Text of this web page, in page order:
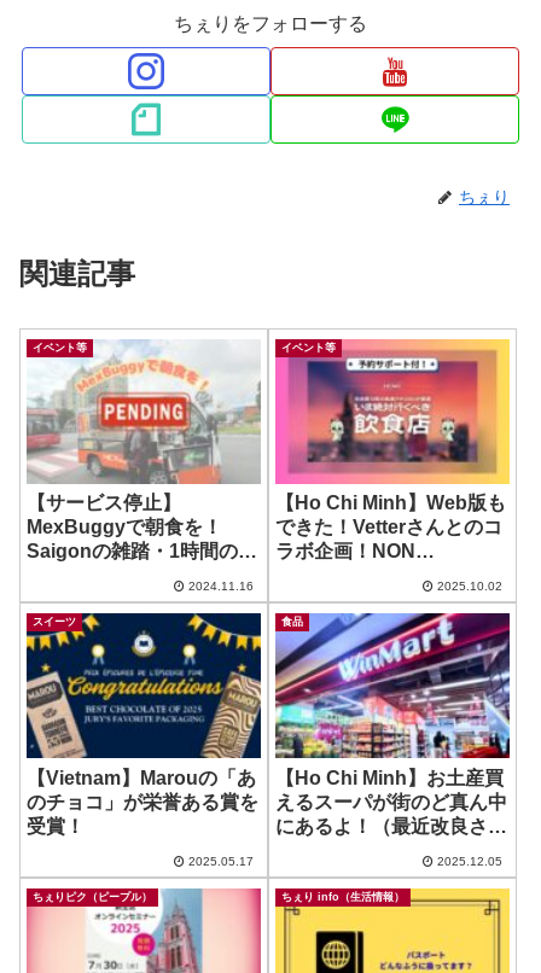
ちぇりをフォローする
ちぇり
関連記事
イベント等
【サービス停止】
MexBuggyで朝食を！
Saigonの雑踏・1時間のシ
2024.11.16
イベント等
【Ho Chi Minh】Web版も
できた！Vetterさんとのコ
ラボ企画！NON
2025.10.02
スイーツ
【Vietnam】Marouの「あ
のチョコ」が栄誉ある賞を
受賞！
2025.05.17
食品
【Ho Chi Minh】お土産買
えるスーパが街のど真ん中
にあるよ！（最近改良され
2025.12.05
ちぇりピク（ピープル） ちぇり info（生活情報）